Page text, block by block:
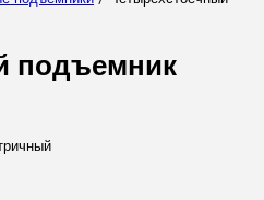
подъемник
ПРИНЯТЬ